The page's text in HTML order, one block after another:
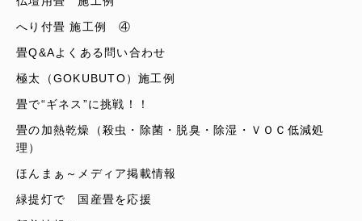
へり付畳 施工例 ④
畳Q&Aよくある問い合わせ
極太（GOKUBUTO）施工例
畳で“ギネス”に挑戦！！
畳の加熱乾燥（殺虫・除菌・脱臭・除湿・ＶＯＣ低減処
理）
ほんまぁ～メディア掲載情報
緑提灯で 国産畳を応援